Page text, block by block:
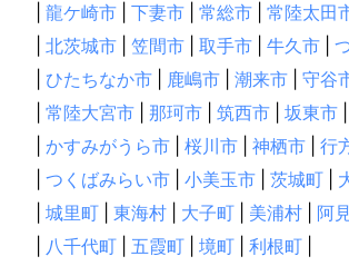
龍ケ崎市 下妻市 常総市 常陸太田
北茨城市 笠間市 取手市 牛久市
ひたちなか市 鹿嶋市 潮来市
守谷
常陸大宮市 那珂市 筑西市 坂東市
かすみがうら市 桜川市 神栖市 行
つくばみらい市 小美玉市 茨城町
城里町 東海村 大子町 美浦村 阿
八千代町 五霞町 境町 利根町